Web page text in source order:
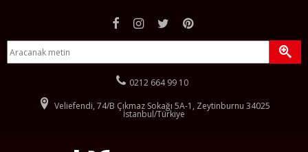
facebook hesabımız (yeni sayfada açılır)
instagram hesabımız (yeni sayfada açılır)
twitter hesabımız (yeni sayfada açılır)
pinterest hesabımız (yeni
site içerisinde ürün arama formu
aranacak metin
Bizi aramak için tıklayın:
0212 664 99 10
Veliefendi, 74/B Çıkmaz Sokağı 5A-1, Zeytinburnu 34025
İstanbul/Türkiye